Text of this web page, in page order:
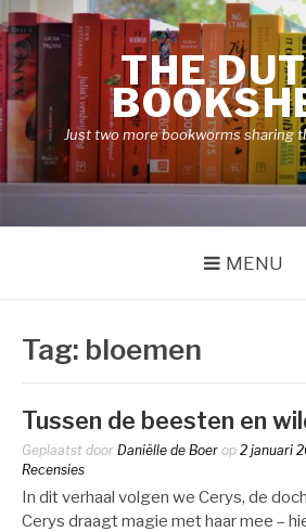
Naar
de
inhoud
springen
THE
Just two more bookworms sharing
MENU
Tag: bloemen
Tussen de beesten en
Geplaatst door Daniëlle de Boer op 2 januari
Recensies
In dit verhaal volgen we Cerys, de
Cerys draagt magie met haar mee –